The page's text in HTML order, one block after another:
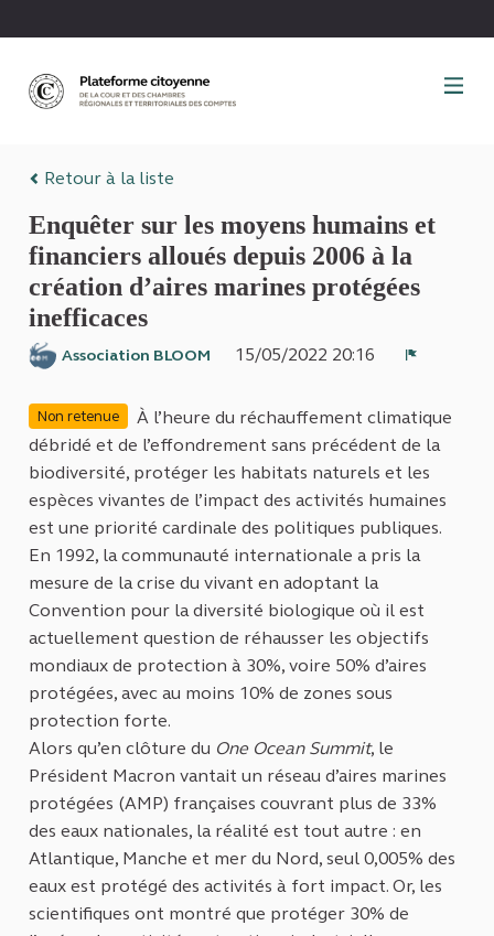
Retour à la liste
Enquêter sur les moyens humains et
financiers alloués depuis 2006 à la
création d’aires marines protégées
inefficaces
Association BLOOM
15/05/2022 20:16
Non retenue
À l’heure du réchauffement climatique
débridé et de l’effondrement sans précédent de la
biodiversité, protéger les habitats naturels et les
espèces vivantes de l’impact des activités humaines
est une priorité cardinale des politiques publiques.
En 1992, la communauté internationale a pris la
mesure de la crise du vivant en adoptant la
Convention pour la diversité biologique où il est
actuellement question de réhausser les objectifs
mondiaux de protection à 30%, voire 50% d’aires
protégées, avec au moins 10% de zones sous
protection forte.
Alors qu’en clôture du One Ocean Summit, le
Président Macron vantait un réseau d’aires marines
protégées (AMP) françaises couvrant plus de 33%
des eaux nationales, la réalité est tout autre : en
Atlantique, Manche et mer du Nord, seul 0,005% des
eaux est protégé des activités à fort impact. Or, les
scientifiques ont montré que protéger 30% de